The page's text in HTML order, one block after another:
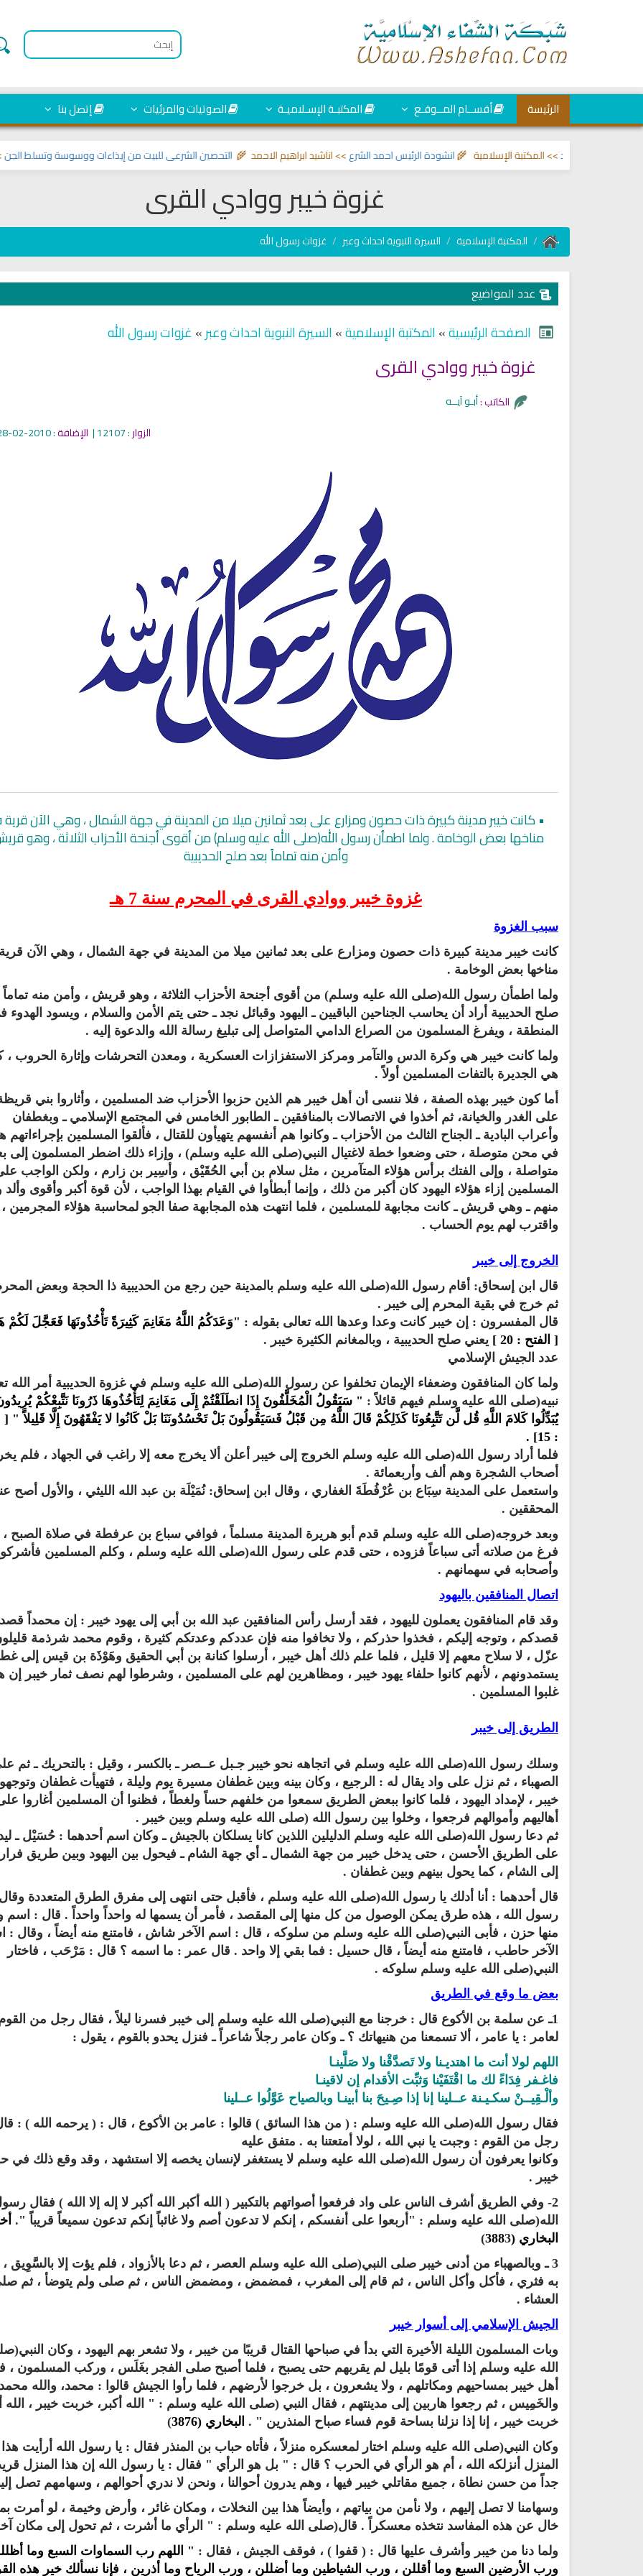
الرئيسة أقســام المــوقـع المكتبـة الإسـلاميـة الصوتيات والمرئيات إتصل بنا
التحصين الشرعي للبيت من إيذاءات ووسوسة وتسلط الجن>> انشودة الرئيس احمد الشرع>> اناشيد ابراهيم الاحمد 🌾 >> المكتبة الإسلامية 🌾
غزوة خيبر ووادي القرى
المكتبة الإسلامية السيرة النبوية احداث وعبر غزوات رسول الله
عدد المواضيع
الصفحة الرئيسية»المكتبة الإسلامية»السيرة النبوية احداث وعبر» غزوات رسول الله
الكاتب :
الزوار: 12107 | الإضافة: 2010-02-28
•كانت خيبر مدينة كبيرة ذات حصون ومزارع على بعد ثمانين ميلا من المدينة في جهة الشمال ، وهي الآن
مناخها بعض الوخامة ‏.‏ ولما اطمأن رسول الله(صلى الله عليه وسلم) من أقوى أجنحة الأحزاب الثلاثة ، وهو
وأمن منه تماماً بعد صلح الحديبية
غزوة خيبر ووادي القرى في المحرم سنة 7 هـ
سبب الغزوة
كانت خيبر مدينة كبيرة ذات حصون ومزارع على بعد ثمانين ميلا من المدينة في جهة الشمال ، وهي الآن
مناخها بعض الوخامة ‏.‏
ولما اطمأن رسول الله(صلى الله عليه وسلم) من أقوى أجنحة الأحزاب الثلاثة ، وهو قريش ، وأمن منه تماماً
صلح الحديبية أراد أن يحاسب الجناحين الباقيين ـ اليهود وقبائل نجد ـ حتى يتم الأمن والسلام ، ويسود الهدوء
المنطقة ، ويفرغ المسلمون من الصراع الدامي المتواصل إلى تبليغ رسالة الله والدعوة إليه‏ .‏
ولما كانت خيبر هي وكرة الدس والتآمر ومركز الاستفزازات العسكرية ، ومعدن التحرشات وإثارة الحروب ،
هي الجديرة بالتفات المسلمين أولا‏ً .‏
أما كون خيبر بهذه الصفة ، فلا ننسى أن أهل خيبر هم الذين حزبوا الأحزاب ضد المسلمين ، وأثاروا بني
على الغدر والخيانة، ثم أخذوا في الاتصالات بالمنافقين ـ الطابور الخامس في المجتمع الإسلامي ـ وبغطفان
وأعراب البادية ـ الجناح الثالث من الأحزاب ـ وكانوا هم أنفسهم يتهيأون للقتال ، فألقوا المسلمين بإجراءاتهم
في محن متوصلة ، حتى وضعوا خطة لاغتيال النبي(صلى الله عليه وسلم) ، وإزاء ذلك اضطر المسلمون إلى
متواصلة ، وإلى الفتك برأس هؤلاء المتآمرين ، مثل سلام بن أبي الحُقَيْق ، وأسِير بن زارم ، ولكن الواجب
المسلمين إزاء هؤلاء اليهود كان أكبر من ذلك ، وإنما أبطأوا في القيام بهذا الواجب ، لأن قوة أكبر وأقوى وألد
منهم ـ وهي قريش ـ كانت مجابهة للمسلمين ، فلما انتهت هذه المجابهة صفا الجو لمحاسبة هؤلاء المجرمين ،
واقترب لهم يوم الحساب‏ .‏
الخروج إلى خيبر
قال ابن إسحاق‏:‏ أقام رسول الله(صلى الله عليه وسلم بالمدينة حين رجع من الحديبية ذا الحجة وبعض
ثم خرج في بقية المحرم إلى خيبر ‏.‏
قال المفسرون ‏:‏ إن خيبر كانت وعدا وعدها الله تعالى بقوله‏ :‏ "‏وَعَدَكُمُ اللَّهُ مَغَانِمَ كَثِيرَةً تَأْخُذُونَهَا فَعَجَّلَ لَكُمْ
‏[ ‏الفتح‏ :‏ 20 ‏]‏
يعني صلح الحديبية ، وبالمغانم الكثيرة خيبر‏ .‏
عدد الجيش الإسلامي
ولما كان المنافقون وضعفاء الإيمان تخلفوا عن رسول الله(صلى الله عليه وسلم في غزوة الحديبية أمر الله
نبيه(صلى الله عليه وسلم فيهم قائلاً‏ :‏ ‏ " سَيَقُولُ الْمُخَلَّفُونَ إِذَا انطَلَقْتُمْ إِلَى مَغَانِمَ لِتَأْخُذُوهَا ذَرُونَا نَتَّبِعْكُمْ
يُبَدِّلُوا كَلامَ اللَّهِ قُل لَّن تَتَّبِعُونَا كَذَلِكُمْ قَالَ اللَّهُ مِن قَبْلُ فَسَيَقُولُونَ بَلْ تَحْسُدُونَنَا بَلْ كَانُوا لا يَفْقَهُونَ إِلَّا قَلِيلاً‏ "‏ ‏[
:‏ 15‏] ‏‏.
فلما أراد رسول الله(صلى الله عليه وسلم الخروج إلى خيبر أعلن ألا يخرج معه إلا راغب في الجهاد ، فلم
أصحاب الشجرة وهم ألف وأربعمائة ‏.‏
واستعمل على المدينة سِبَاع بن عُرْفُطَةَ الغفاري ، وقال ابن إسحاق‏:‏ نُمَيْلَة بن عبد الله الليثي ، والأول أصح
المحققين ‏.‏
وبعد خروجه(صلى الله عليه وسلم قدم أبو هريرة المدينة مسلماً ، فوافي سباع بن عرفطة في صلاة الصبح ،
فرغ من صلاته أتى سباعاً فزوده ، حتى قدم على رسول الله(صلى الله عليه وسلم ، وكلم المسلمين
وأصحابه في سهمانهم ‏.‏
اتصال المنافقين باليهود
وقد قام المنافقون يعملون لليهود ، فقد أرسل رأس المنافقين عبد الله بن أبي إلى يهود خيبر ‏:‏ إن محمداً قصد
قصدكم ، وتوجه إليكم ، فخذوا حذركم ، ولا تخافوا منه فإن عددكم وعدتكم كثيرة ، وقوم محمد شرذمة
عزّل ، لا سلاح معهم إلا قليل ، فلما علم ذلك أهل خيبر ، أرسلوا كنانة بن أبي الحقيق وهَوْذَة بن قيس إلى
يستمدونهم ، لأنهم كانوا حلفاء يهود خيبر ، ومظاهرين لهم على المسلمين ، وشرطوا لهم نصف ثمار خيبر إن
غلبوا المسلمين‏ .‏
الطريق إلى خيبر
وسلك رسول الله(صلى الله عليه وسلم في اتجاهه نحو خيبر جـبل عــصر ـ بالكسر ، وقيل ‏:‏ بالتحريك ـ ثم
الصهباء ، ثم نزل على واد يقال له ‏:‏ الرجيع ، وكان بينه وبين غطفان مسيرة يوم وليلة ، فتهيأت غطفان
خيبر ، لإمداد اليهود ، فلما كانوا ببعض الطريق سمعوا من خلفهم حساً ولغطاً ، فظنوا أن المسلمين أغاروا
أهاليهم وأموالهم فرجعوا ، وخلوا بين رسول الله (صلى الله عليه وسلم وبين خيبر ‏.‏
ثم دعا رسول الله(صلى الله عليه وسلم الدليلين اللذين كانا يسلكان بالجيش ـ وكان اسم أحدهما‏ :‏ حُسَيْل ـ
على الطريق الأحسن ، حتى يدخل خيبر من جهة الشمال ـ أي جهة الشام ـ فيحول بين اليهود وبين طريق
إلى الشام ، كما يحول بينهم وبين غطفان‏ .‏
قال أحدهما‏ :‏ أنا أدلك يا رسول الله(صلى الله عليه وسلم ، فأقبل حتى انتهى إلى مفرق الطرق المتعددة
رسول الله ، هذه طرق يمكن الوصول من كل منها إلى المقصد ، فأمر أن يسمها له واحداً واحداً‏ .‏ قال‏ :‏ اسم
منها حزن ، فأبى النبي(صلى الله عليه وسلم من سلوكه ، قال‏ :‏ اسم الآخر شاش ، فامتنع منه أيضاً ، وقال ‏:‏
الآخر حاطب ، فامتنع منه أيضاً ، قال حسيل ‏:‏ فما بقي إلا واحد ‏.‏ قال عمر ‏:‏ ما اسمه ‏؟‏ قال ‏:‏ مَرْحَب ، فاختار
النبي(صلى الله عليه وسلم سلوكه ‏.‏
بعض ما وقع في الطريق
1ـ عن سلمة بن الأكوع قال ‏:‏ خرجنا مع النبي(صلى الله عليه وسلم إلى خيبر فسرنا ليلاً ، فقال رجل من
لعامر ‏:‏ يا عامر ، ألا تسمعنا من هنيهاتك‏ ؟‏ ـ وكان عامر رجلاً شاعراً ـ فنزل يحدو بالقوم ، يقول ‏:
اللهم لولا أنت ما اهتديـنا ولا تَصدَّقْنا ولا صَلَّينـا
فاغـفر فِدَاءً لك ما اقْتَفَيْنا وَثبِّت الأقدام إن لاقينـا
وألْـقِيــنْ سكـيـنة عــلينا إنا إذا صِـيحَ بنا أبينـا وبالصياح عَوَّلُوا عــلينا
فقال رسول الله(صلى الله عليه وسلم ‏:‏ ‏( ‏من هذا السائق‏ )‏ قالوا ‏:‏ عامر بن الأكوع ، قال ‏:‏ ‏( ‏يرحمه الله ‏) ‏‏:‏
رجل من القوم ‏:‏ وجبت يا نبي الله ، لولا أمتعتنا به ‏.‏ متفق عليه
وكانوا يعرفون أن رسول الله(صلى الله عليه وسلم لا يستغفر لإنسان يخصه إلا استشهد ، وقد وقع ذلك في
خيبر‏ .‏
2- وفي الطريق أشرف الناس على واد فرفعوا أصواتهم بالتكبير ( الله أكبر الله أكبر لا إله إلا الله ) فقال
الله(صلى الله عليه وسلم : "أربعوا على أنفسكم ، إنكم لا تدعون أصم ولا غائباً إنكم تدعون سميعاً قريباً ".
البخاري (3883)
3 ـ وبالصهباء من أدنى خيبر صلى النبي(صلى الله عليه وسلم العصر ، ثم دعا بالأزواد ، فلم يؤت إلا بالسَّوِيق ،
به فثري ، فأكل وأكل الناس ، ثم قام إلى المغرب ، فمضمض ، ومضمض الناس ، ثم صلى ولم يتوضأ ، ثم
العشاء‏ .‏
الجيش الإسلامي إلى أسوار خيبر
وبات المسلمون الليلة الأخيرة التي بدأ في صباحها القتال قريبًا من خيبر ، ولا تشعر بهم اليهود ، وكان
الله عليه وسلم إذا أتى قومًا بليل لم يقربهم حتى يصبح ، فلما أصبح صلى الفجر بغَلَس ، وركب المسلمون ،
أهل خيبر بمساحيهم ومكاتلهم ، ولا يشعرون ، بل خرجوا لأرضهم ، فلما رأوا الجيش قالوا ‏:‏ محمد، والله محمد
والخَمِيس ، ثم رجعوا هاربين إلى مدينتهم ، فقال النبي (صلى الله عليه وسلم ‏:‏ ‏" ‏الله أكبر، خربت خيبر ، الله
خربت خيبر ، إنا إذا نزلنا بساحة قوم فساء صباح المنذرين‏ "‏ ‏.‏ البخاري (3876
)
وكان النبي(صلى الله عليه وسلم اختار لمعسكره منزلاً ، فأتاه حباب بن المنذر فقال : يا رسول الله أرأيت هذا
المنزل أنزلكه الله ، أم هو الرأي في الحرب ؟ قال : " بل هو الرأي " فقال : يا رسول الله إن هذا المنزل
جداً من حسن نطاة ، جميع مقاتلي خيبر فيها ، وهم يدرون أحوالنا ، ونحن لا ندري أحوالهم ، وسهامهم تصل
وسهامنا لا تصل إليهم ، ولا نأمن من بياتهم ، وأيضاً هذا بين النخلات ، ومكان غائر ، وأرض وخيمة ، لو أمرت
خال عن هذه المفاسد نتخذه معسكراً . قال(صلى الله عليه وسلم : " الرأي ما أشرت ، ثم تحول إلى مكان
ولما دنا من خيبر وأشرف عليها قال ‏:‏ ‏( ‏قفوا‏ )‏ ، فوقف الجيش ، فقال ‏:‏ ‏" ‏اللهم رب السماوات السبع وما
ورب الأرضين السبع وما أقللن ، ورب الشياطين وما أضللن ، ورب الرياح وما أذرين ، فإنا نسألك خير هذه
Ruqyah Shariah
Ruqyah Shariah Full Mishary
Rashid Al Afasy Mp3 الرقية
الشرعية
Ruqyah Shariah
Sihir Jin Yahudi pada Seorang
Wanita
15289 | 2025-11-03
انشودة مشاعل الشمال
21735 | 2025-05-04
انشودة لم
تلاوة جديدة للشيخ مشاري
العفاسي تهتز لها القلوب
تلاوات منوعة ترجمة معاني القرآن صوت الى اللغة
التاميلية
الترجمات الصوتية لمعاني
القرآن Mp3
7160 | 2024-05-29
الترجمة الصوتية لمعاني القرآن الى
اللغة الفارسية
الترجمات الصوتية لمعاني
القرآن Mp3
12490 | 2024-05-29
ترجمة معاني القرآن
اللغة
الترجمات الصوتية
القرآن Mp3
11465 | 2024-05-29
اذاعة الرقية الشرعية مباشر البث المباشر للقران الكريم بصوت
الشيخ فارس عباد
اذاعة القران الكريم من لبنان - البث
المباشر
راديو الشيخ عبد
للقران
كتب الأسرة والمرأة المسلمة
كتاب تربية الاولاد في الاسلام
السيرة النبوية للأطفال والناشئة
السيرة النبوية المستوى الأول
صحيح السيرة